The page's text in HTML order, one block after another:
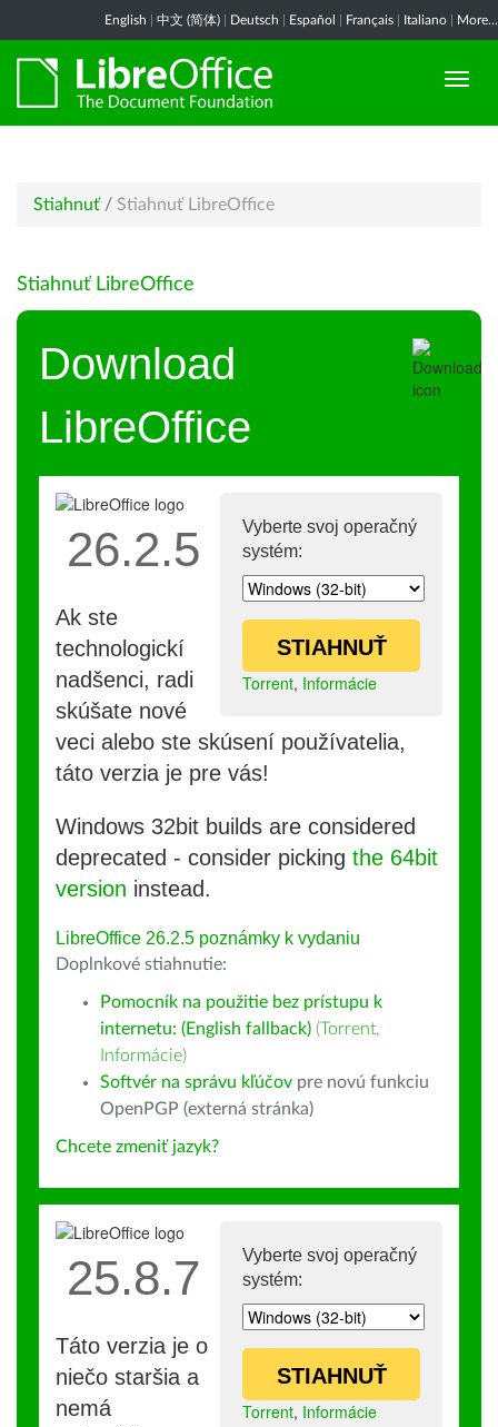
English 中文 (简体) Deutsch Español Français Italiano More...
Stiahnuť / Stiahnuť LibreOffice
Stiahnuť LibreOffice
Download
LibreOffice
Vyberte svoj operačný
systém:
STIAHNUŤ
Torrent, Informácie
26.2.5
Ak ste
technologickí
nadšenci, radi
skúšate nové
veci alebo ste skúsení používatelia,
táto verzia je pre vás!
Windows 32bit builds are considered
deprecated - consider picking the 64bit
version instead.
LibreOffice 26.2.5 poznámky k vydaniu
Doplnkové stiahnutie:
Pomocník na použitie bez prístupu k
internetu: (English fallback) (Torrent,
Informácie)
Softvér na správu kľúčov pre novú funkciu
OpenPGP (externá stránka)
Chcete zmeniť jazyk?
Vyberte svoj operačný
systém:
STIAHNUŤ
Torrent, Informácie
25.8.7
Táto verzia je o
niečo staršia a
nemá